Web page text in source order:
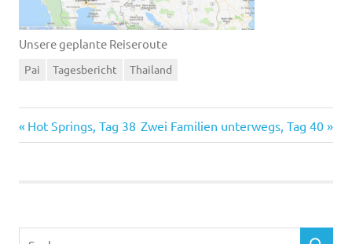
Unsere geplante Reiseroute
Pai Tagesbericht Thailand
Beitragsnavigation
Vorheriger
Beitrag:
Hot Springs, Tag 38 Nächster
Beitrag:
Zwei Familien unterwegs, Tag 40